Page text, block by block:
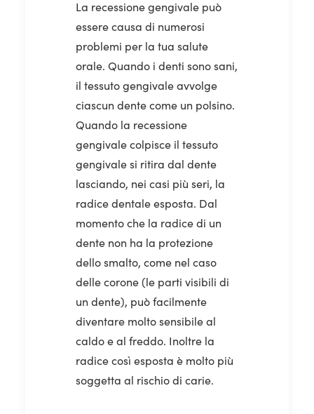
La recessione gengivale può
essere causa di numerosi
problemi per la tua salute
orale. Quando i denti sono sani,
il tessuto gengivale avvolge
ciascun dente come un polsino.
Quando la recessione
gengivale colpisce il tessuto
gengivale si ritira dal dente
lasciando, nei casi più seri, la
radice dentale esposta. Dal
momento che la radice di un
dente non ha la protezione
dello smalto, come nel caso
delle corone (le parti visibili di
un dente), può facilmente
diventare molto sensibile al
caldo e al freddo. Inoltre la
radice così esposta è molto più
soggetta al rischio di carie.